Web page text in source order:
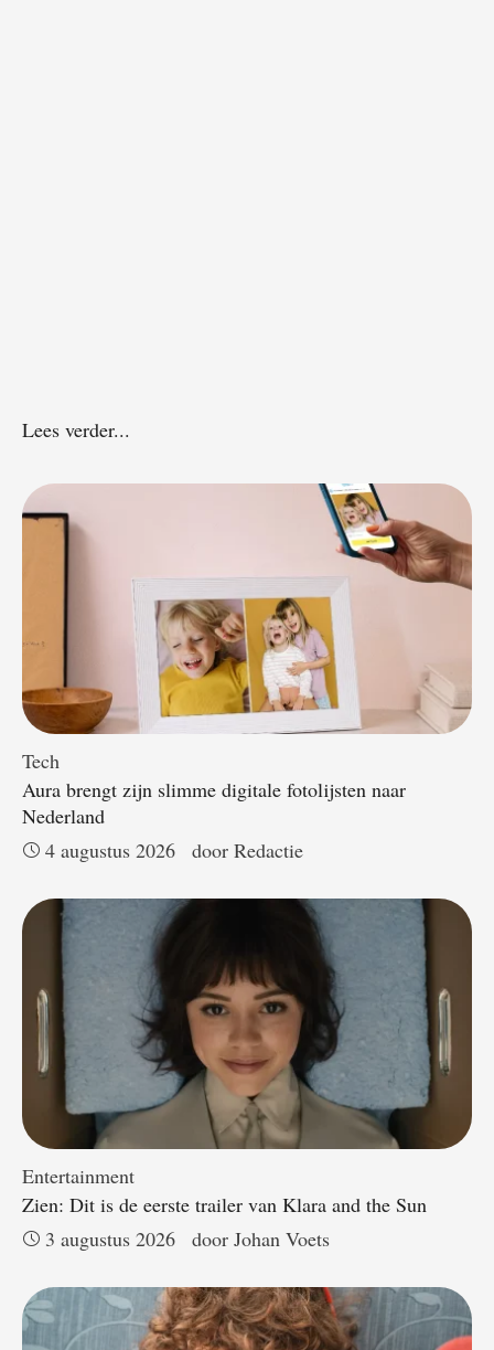
Lees verder...
Tech
Aura brengt zijn slimme digitale fotolijsten naar
Nederland
4 augustus 2026
door Redactie
Entertainment
Zien: Dit is de eerste trailer van Klara and the Sun
3 augustus 2026
door Johan Voets